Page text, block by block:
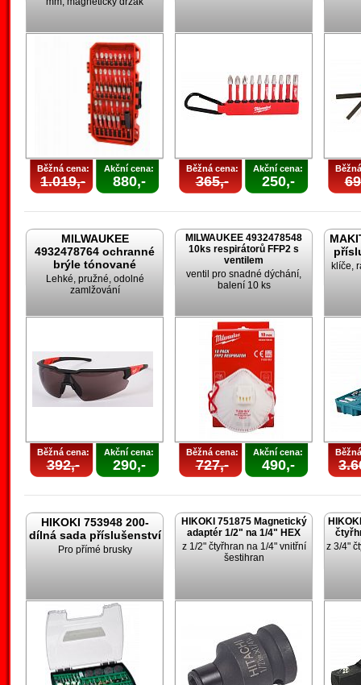
Běžná cena:
1.019,-
Akční cena:
880,-
Běžná cena:
365,-
Akční cena:
250,-
MILWAUKEE
4932478764 ochranné
brýle tónované
Lehké, pružné, odolné
zamlžování
Běžná cena:
392,-
Akční cena:
290,-
MILWAUKEE 4932478548
10ks respirátorů FFP2 s
ventilem
ventil pro snadné dýchání,
balení 10 ks
Běžná cena:
727,-
Akční cena:
490,-
klíče,
HIKOKI 753948 200-
dílná sada příslušenství
Pro přímé brusky
HIKOKI 751875 Magnetický
adaptér 1/2" na 1/4" HEX
z 1/2" čtyřhran na 1/4" vnitřní
šestihran
z 3/4"